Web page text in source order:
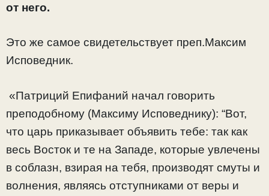
от него.
Это же самое свидетельствует преп.Максим
Исповедник.
«Патриций Епифаний начал говорить
преподобному (Максиму Исповеднику): “Вот,
что царь приказывает объявить тебе: так как
весь Восток и те на Западе, которые увлечены
в соблазн, взирая на тебя, производят смуты и
волнения, являясь отступниками от веры и